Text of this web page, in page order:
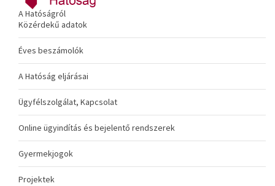
A Hatóságról
Közérdekű adatok
Éves beszámolók
A Hatóság eljárásai
Ügyfélszolgálat, Kapcsolat
Online ügyindítás és bejelentő rendszerek
Gyermekjogok
Projektek